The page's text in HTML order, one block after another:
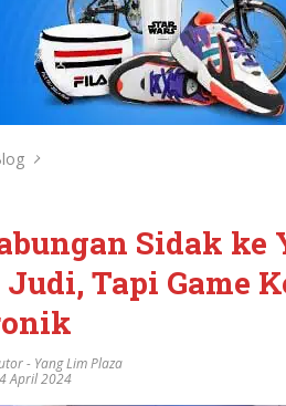
Sidak ke
Tapi Game
- Yang Lim Plaza
April 2024